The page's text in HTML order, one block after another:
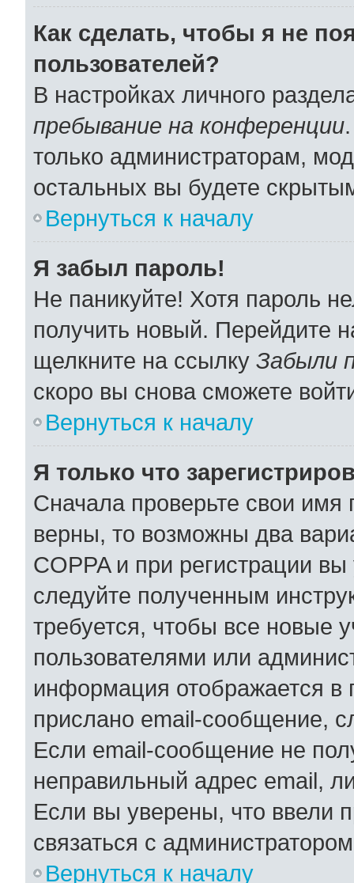
Как сделать, чтобы я не
пользователей?
В настройках личного
пребывание на конференции
только администраторам,
остальных вы будете
Вернуться к началу
Я забыл пароль!
Не паникуйте! Хотя пароль
получить новый. Перейдите
щелкните на ссылку Забыли
скоро вы снова сможете
Вернуться к началу
Я только что
Сначала проверьте свои имя
верны, то возможны два
COPPA и при регистрации
следуйте полученным
требуется, чтобы все новые
пользователями или
информация отображается в
прислано email-сообщение,
Если email-сообщение не
неправильный адрес email,
Если вы уверены, что ввели
связаться с
Вернуться к началу